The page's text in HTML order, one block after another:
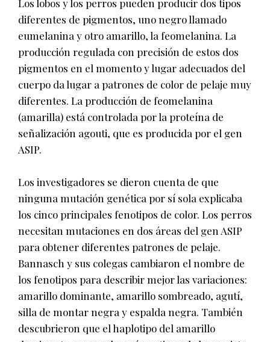
Los lobos y los perros pueden producir dos tipos
diferentes de pigmentos, uno negro llamado
eumelanina y otro amarillo, la feomelanina. La
producción regulada con precisión de estos dos
pigmentos en el momento y lugar adecuados del
cuerpo da lugar a patrones de color de pelaje muy
diferentes. La producción de feomelanina
(amarilla) está controlada por la proteína de
señalización agouti, que es producida por el gen
ASIP.
Los investigadores se dieron cuenta de que
ninguna mutación genética por sí sola explicaba
los cinco principales fenotipos de color. Los perros
necesitan mutaciones en dos áreas del gen ASIP
para obtener diferentes patrones de pelaje.
Bannasch y sus colegas cambiaron el nombre de
los fenotipos para describir mejor las variaciones:
amarillo dominante, amarillo sombreado, agutí,
silla de montar negra y espalda negra. También
descubrieron que el haplotipo del amarillo